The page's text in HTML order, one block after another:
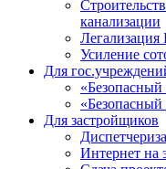
канализации
Усиление
Для
«Безопасный
«Безопасный
Для застройщиков
Интернет на